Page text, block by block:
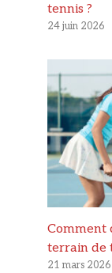
tennis ?
24 juin 2026
Comment
terrain de
21 mars 2026